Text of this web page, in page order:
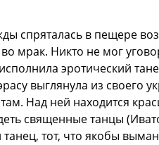
спряталась в пещере
мрак. Никто не мог
эротический
выглянула из своего
Над ней находится
священные танцы
тот, что якобы